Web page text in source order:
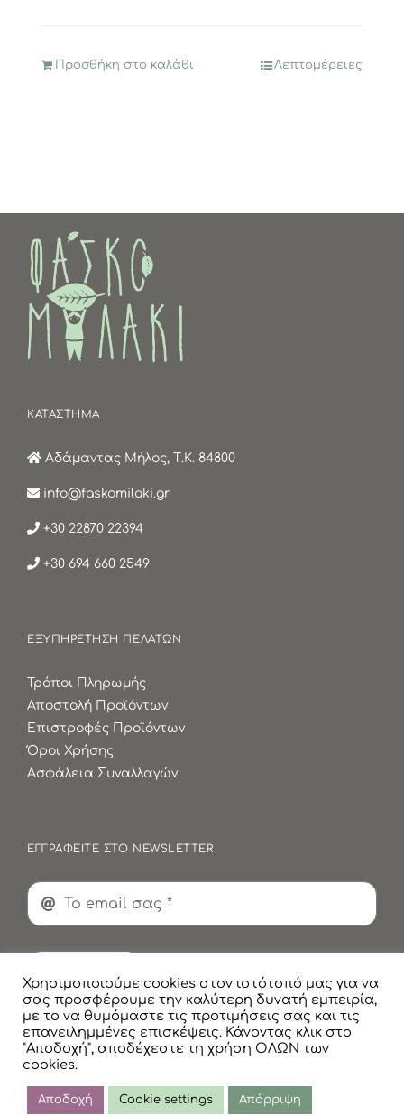
Προσθήκη στο καλάθι Λεπτομέρειες
ΚΑΤΑΣΤΗΜΑ
Αδάμαντας Μήλος, Τ.Κ. 84800
info@faskomilaki.gr
+30 22870 22394
+30 694 660 2549
ΕΞΥΠΗΡΕΤΗΣΗ ΠΕΛΑΤΩΝ
Τρόποι Πληρωμής
Αποστολή Προϊόντων
Επιστροφές Προϊόντων
Όροι Χρήσης
Ασφάλεια Συναλλαγών
ΕΓΓΡΑΦΕΙΤΕ ΣΤΟ NEWSLETTER
© Copyright
Πολιτική Προστασίας Προσωπικών Δεδομένων
Χρησιμοποιούμε cookies στον ιστότοπό μας για να
σας προσφέρουμε την καλύτερη δυνατή εμπειρία,
με το να θυμόμαστε τις προτιμήσεις σας και τις
επανειλημμένες επισκέψεις. Κάνοντας κλικ στο
"Αποδοχή", αποδέχεστε τη χρήση ΟΛΩΝ των
cookies.
Αποδοχή Cookie settings Απόρριψη